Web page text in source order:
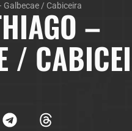
/ Cabiceira –
/